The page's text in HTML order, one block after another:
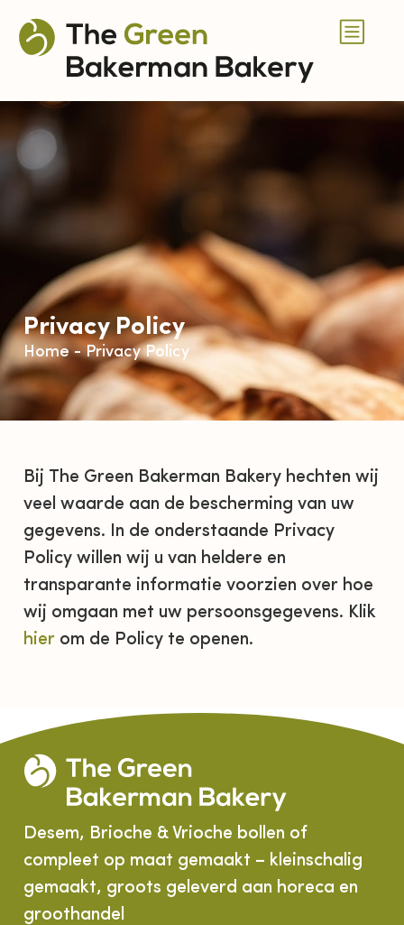
Privacy Policy
Home-Privacy Policy
Bij The Green Bakerman Bakery hechten wij
veel waarde aan de bescherming van uw
gegevens. In de onderstaande Privacy
Policy willen wij u van heldere en
transparante informatie voorzien over hoe
wij omgaan met uw persoonsgegevens. Klik
hierom de Policy te openen.
Desem, Brioche & Vrioche bollen of
compleet op maat gemaakt – kleinschalig
gemaakt, groots geleverd aan horeca en
groothandel